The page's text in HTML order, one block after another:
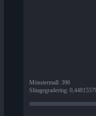
Mönstermall: 396
Slitagegradering: